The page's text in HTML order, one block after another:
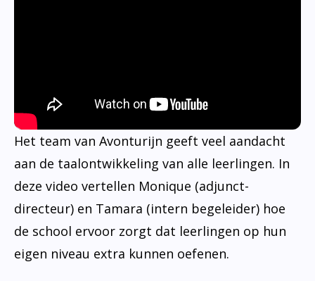
Het team van Avonturijn geeft veel aandacht
aan de taalontwikkeling van alle leerlingen. In
deze video vertellen Monique (adjunct-
directeur) en Tamara (intern begeleider) hoe
de school ervoor zorgt dat leerlingen op hun
eigen niveau extra kunnen oefenen.